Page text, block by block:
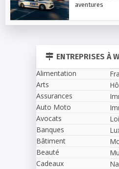
aventures
ENTREPRISES À
Alimentation
Arts
Assurances
Auto Moto
Avocats
Banques
Bâtiment
Beauté
Cadeaux